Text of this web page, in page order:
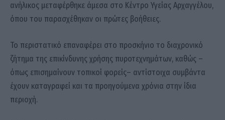
ανήλικος μεταφέρθηκε άμεσα στο Κέντρο Υγείας Αρχαγγέλου,
όπου του παρασχέθηκαν οι πρώτες βοήθειες.
Το περιστατικό επαναφέρει στο προσκήνιο το διαχρονικό
ζήτημα της επικίνδυνης χρήσης πυροτεχνημάτων, καθώς –
όπως επισημαίνουν τοπικοί φορείς– αντίστοιχα συμβάντα
έχουν καταγραφεί και τα προηγούμενα χρόνια στην ίδια
περιοχή.